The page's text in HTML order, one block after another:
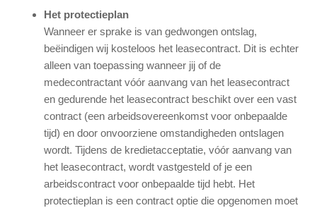
Kan ik vroegtijdig mijn leasecontract stopzetten?
Ik of mijn medecontractant mag vanwege ziekte niet meer
rijden, kan het leasecontract verbroken worden?
Kan iemand anders mijn leasecontract overnemen?
Zie meer
Het protectieplan
Wanneer er sprake is van gedwongen ontslag,
beëindigen wij kosteloos het leasecontract. Dit is echter
alleen van toepassing wanneer jij of de
medecontractant vóór aanvang van het leasecontract
en gedurende het leasecontract beschikt over een vast
contract (een arbeidsovereenkomst voor onbepaalde
tijd) en door onvoorziene omstandigheden ontslagen
wordt. Tijdens de kredietacceptatie, vóór aanvang van
het leasecontract, wordt vastgesteld of je een
arbeidscontract voor onbepaalde tijd hebt. Het
protectieplan is een contract optie die opgenomen moet